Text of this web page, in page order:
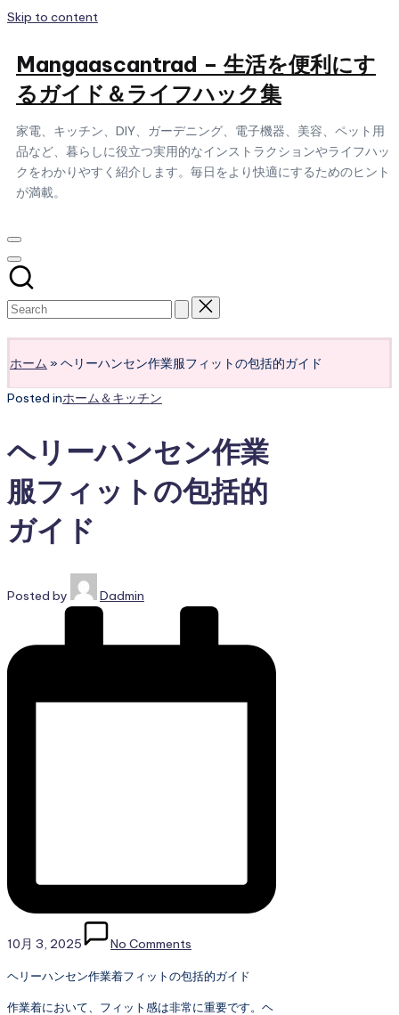
Skip to content
Mangaascantrad – 生活を便利にす
るガイド＆ライフハック集
家電、キッチン、DIY、ガーデニング、電子機器、美容、ペット用
品など、暮らしに役立つ実用的なインストラクションやライフハッ
クをわかりやすく紹介します。毎日をより快適にするためのヒント
が満載。
ホーム » ヘリーハンセン作業服フィットの包括的ガイド
Posted inホーム＆キッチン
ヘリーハンセン作業
服フィットの包括的
ガイド
Posted by Dadmin
10月 3, 2025 No Comments
ヘリーハンセン作業着フィットの包括的ガイド
作業着において、フィット感は非常に重要です。ヘ